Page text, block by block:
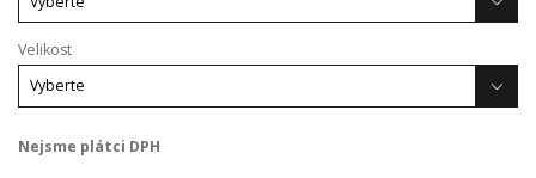
Velikost
Nejsme plátci DPH